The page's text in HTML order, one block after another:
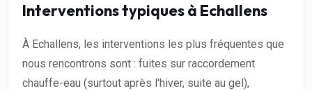
Interventions typiques à Echallens
À Echallens, les interventions les plus fréquentes que
nous rencontrons sont : fuites sur raccordement
chauffe-eau (surtout après l'hiver, suite au gel),